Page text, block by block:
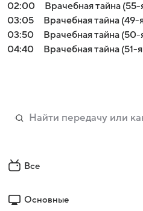
02:00
Врачебная тайна (55-
03:05
Врачебная тайна (49-
03:50
Врачебная тайна (50-
04:40
Врачебная тайна (51-
Все
Основные